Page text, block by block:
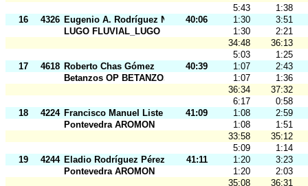
5:43
1:38
16
4326 Eugenio A. Rodríguez Núñez40:06 1:30
3:51
LUGO FLUVIAL_LUGO
1:30
2:21
34:48
36:13
5:03
1:25
17
4618 Roberto Chas Gómez 40:39 1:07
2:43
Betanzos OP BETANZOS
1:07
1:36
36:34
37:32
6:17
0:58
18
4224 Francisco Manuel Liste Rodriguez
41:09 1:08
2:59
Pontevedra AROMON
1:08
1:51
33:58
35:12
5:09
1:14
19
4244 Eladio Rodríguez Pérez 41:11 1:20
3:23
Pontevedra AROMON
1:20
2:03
35:08
36:31